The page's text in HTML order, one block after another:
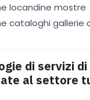
locandine mostre
cataloghi gallerie
di servizi
al settore